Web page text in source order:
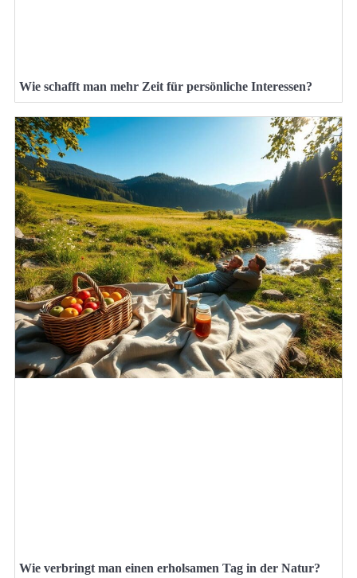
Wie schafft man mehr Zeit für persönliche Interessen?
Wie verbringt man einen erholsamen Tag in der Natur?